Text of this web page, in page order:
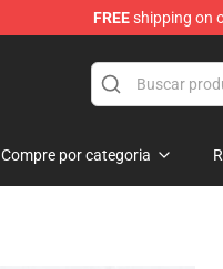
FREEshipping on
Compre por categoria